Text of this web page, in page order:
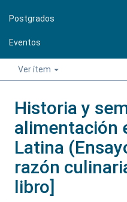
Postgrados
Eventos
Ver ítem
Historia y
alimentación
Latina
razón
libro]